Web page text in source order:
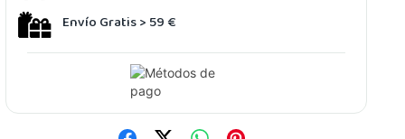
Envío Gratis > 59 €